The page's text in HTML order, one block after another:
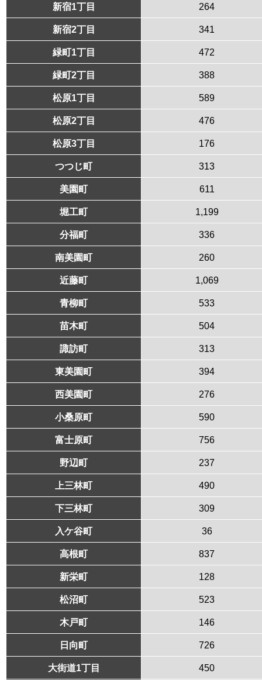
新宿1丁目 264
新宿2丁目 341
緑町1丁目 472
緑町2丁目 388
松原1丁目 589
松原2丁目 476
松原3丁目 176
つつじ町 313
美園町 611
堀工町 1,199
分福町 336
南美園町 260
近藤町 1,069
青柳町 533
苗木町 504
諏訪町 313
東美園町 394
西美園町 276
小桑原町 590
富士原町 756
野辺町 237
上三林町 490
下三林町 309
入ケ谷町 36
高根町 837
新栄町 128
松沼町 523
木戸町 146
日向町 726
大街道1丁目 450